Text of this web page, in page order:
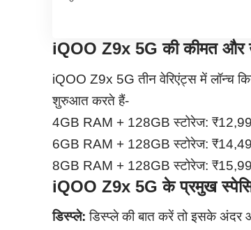
iQOO Z9x 5G की कीमत और
iQOO Z9x 5G तीन वेरिएंट्स में लॉन्च
शुरुआत करते हैं-
4GB RAM + 128GB स्टोरेज:
6GB RAM + 128GB स्टोरेज:
8GB RAM + 128GB स्टोरेज:
iQOO Z9x 5G के प्रमुख
डिस्प्ले: डिस्प्ले की बात करें तो इसके